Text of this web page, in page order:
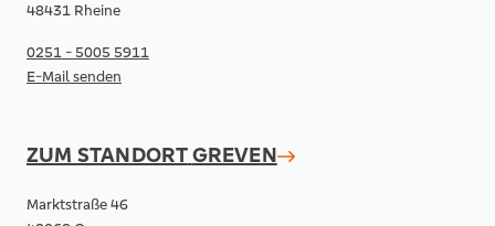
48431 Rheine
0251 - 5005 5911
E-Mail senden
ZUM STANDORTGREVEN
Marktstraße 46